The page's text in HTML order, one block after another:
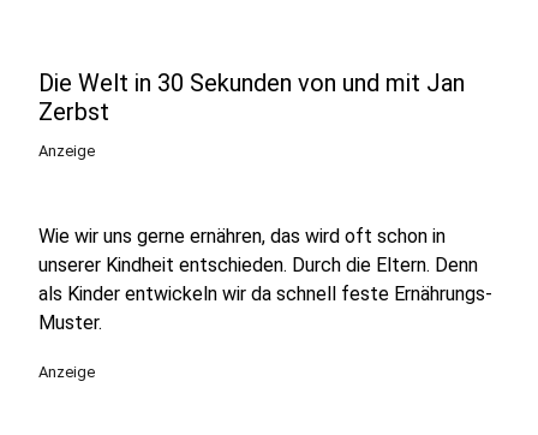
Die Welt in 30 Sekunden von und mit Jan
Zerbst
Anzeige
Wie wir uns gerne ernähren, das wird oft schon in
unserer Kindheit entschieden. Durch die Eltern. Denn
als Kinder entwickeln wir da schnell feste Ernährungs-
Muster.
Anzeige